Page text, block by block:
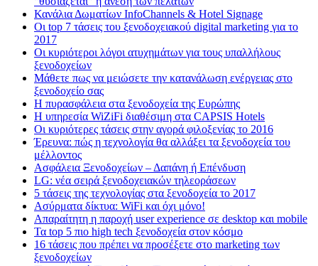
Κανάλια Δωματίων InfoChannels & Hotel Signage
Οι top 7 τάσεις του ξενοδοχειακού digital marketing για το
2017
Οι κυριότεροι λόγοι ατυχημάτων για τους υπαλλήλους
ξενοδοχείων
Μάθετε πως να μειώσετε την κατανάλωση ενέργειας στο
ξενοδοχείο σας
Η πυρασφάλεια στα ξενοδοχεία της Ευρώπης
Η υπηρεσία WiZiFi διαθέσιμη στα CAPSIS Hotels
Οι κυριότερες τάσεις στην αγορά φιλοξενίας το 2016
Έρευνα: πώς η τεχνολογία θα αλλάξει τα ξενοδοχεία του
μέλλοντος
Ασφάλεια Ξενοδοχείων – Δαπάνη ή Επένδυση
LG: νέα σειρά ξενοδοχειακών τηλεοράσεων
5 τάσεις της τεχνολογίας στα ξενοδοχεία το 2017
Ασύρματα δίκτυα: WiFi και όχι μόνο!
Απαραίτητη η παροχή user experience σε desktop και mobile
Τα top 5 πιο high tech ξενοδοχεία στον κόσμο
16 τάσεις που πρέπει να προσέξετε στο marketing των
ξενοδοχείων